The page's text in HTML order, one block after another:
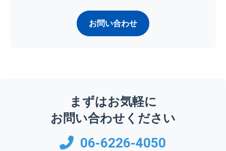
お問い合わせ
まずはお気軽に
お問い合わせください
06-6226-4050